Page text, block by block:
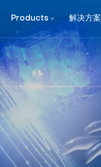
Products 解决方案